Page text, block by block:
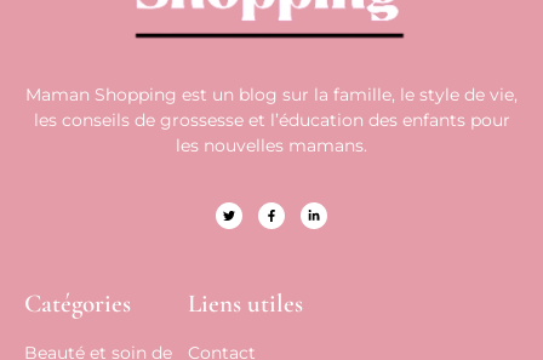
Maman Shopping est un blog sur la famille, le style de vie,
les conseils de grossesse et l’éducation des enfants pour
les nouvelles mamans.
Catégories
Beauté et soin de
Liens utiles
Contact